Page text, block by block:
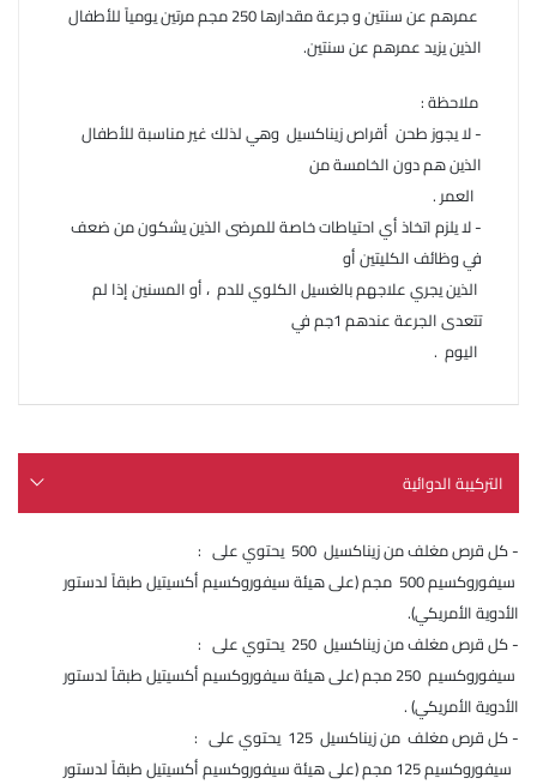
عمرهم عن سنتين و جرعة مقدارها 250 مجم مرتين يومياً للأطفال
الذين يزيد عمرهم عن سنتين.
ملاحظة :
- لا يجوز طحن أقراص زيناكسيل وهي لذلك غير مناسبة للأطفال
الذين هم دون الخامسة من
العمر .
- لا يلزم اتخاذ أي احتياطات خاصة للمرضى الذين يشكون من ضعف
في وظائف الكليتين أو
الذين يجري علاجهم بالغسيل الكلوي للدم ، أو المسنين إذا لم
تتعدى الجرعة عندهم 1جم في
اليوم .
التركيبة الدوائية
- كل قرص مغلف من زيناكسيل 500 يحتوي على :
سيفوروكسيم 500 مجم (على هيئة سيفوروكسيم أكسيتيل طبقاً لدستور
الأدوية الأمريكي).
- كل قرص مغلف من زيناكسيل 250 يحتوي على :
سيفوروكسيم 250 مجم (على هيئة سيفوروكسيم أكسيتيل طبقاً لدستور
الأدوية الأمريكي) .
- كل قرص مغلف من زيناكسيل 125 يحتوي على :
سيفوروكسيم 125 مجم (على هيئة سيفوروكسيم أكسيتيل طبقاً لدستور